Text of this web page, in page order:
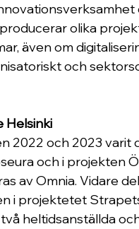
olika
även om
och
Helsinki
2022 och 2023
och i projekten
av Omnia. Vidare
i projektetet
heltidsanställda